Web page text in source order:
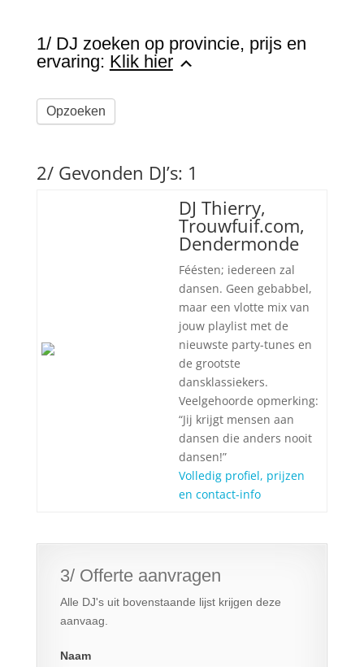
1/ DJ zoeken op provincie, prijs en
ervaring: Klik hier
Opzoeken
2/ Gevonden DJ’s: 1
DJ Thierry,
Trouwfuif.com,
Dendermonde
Féésten; iedereen zal
dansen. Geen gebabbel,
maar een vlotte mix van
jouw playlist met de
nieuwste party-tunes en
de grootste
dansklassiekers.
Veelgehoorde opmerking:
“Jij krijgt mensen aan
dansen die anders nooit
dansen!”
Volledig profiel, prijzen
en contact-info
3/ Offerte aanvragen
Alle DJ's uit bovenstaande lijst krijgen deze
aanvaag.
Naam